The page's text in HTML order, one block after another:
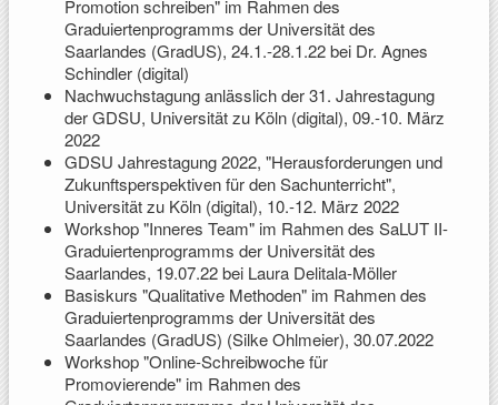
Promotion schreiben" im Rahmen des
Graduiertenprogramms der Universität des
Saarlandes (GradUS), 24.1.-28.1.22 bei Dr. Agnes
Schindler (digital)
Nachwuchstagung anlässlich der 31. Jahrestagung
der GDSU, Universität zu Köln (digital), 09.-10. März
2022
GDSU Jahrestagung 2022, "Herausforderungen und
Zukunftsperspektiven für den Sachunterricht",
Universität zu Köln (digital), 10.-12. März 2022
Workshop "Inneres Team" im Rahmen des SaLUT II-
Graduiertenprogramms der Universität des
Saarlandes, 19.07.22 bei Laura Delitala-Möller
Basiskurs "Qualitative Methoden" im Rahmen des
Graduiertenprogramms der Universität des
Saarlandes (GradUS) (Silke Ohlmeier), 30.07.2022
Workshop "Online-Schreibwoche für
Promovierende" im Rahmen des